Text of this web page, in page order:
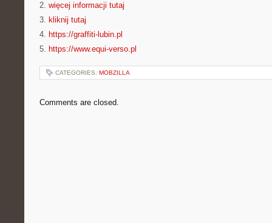
2. więcej informacji tutaj
3. kliknij tutaj
4. https://graffiti-lubin.pl
5. https://www.equi-verso.pl
CATEGORIES: MOBZILLA
Comments are closed.